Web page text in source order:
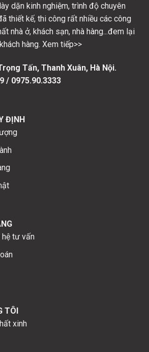
dặn kinh nghiệm, trình độ chuyên
thiết kế, thi công rất nhiều các công
nhà ở, khách sạn, nhà hàng...đem lại
hàng. Xem tiếp>>
Tấn, Thanh Xuân, Hà Nội.
/ 0975.90.3333
ĐỊNH
tư vấn
TÔI
xinh